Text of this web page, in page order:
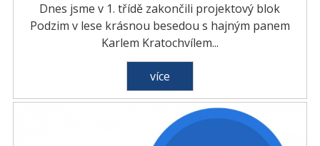
Dnes jsme v 1. třídě zakončili projektový blok
Podzim v lese krásnou besedou s hajným panem
Karlem Kratochvílem...
více